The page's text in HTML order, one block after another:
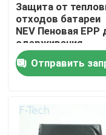
Контроль
Свяжитесь с
Новости
Защита от
отходов батареи
NEV Пеновая EPP
сдерживания
вибраций и
Отправить